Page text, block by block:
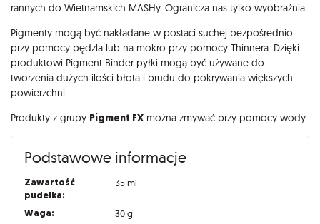
rannych do Wietnamskich MASHy. Ogranicza nas tylko wyobraźnia.
Pigmenty mogą być nakładane w postaci suchej bezpośrednio
przy pomocy pędzla lub na mokro przy pomocy Thinnera. Dzięki
produktowi Pigment Binder pyłki mogą być używane do
tworzenia dużych ilości błota i brudu do pokrywania większych
powierzchni.
Produkty z grupy Pigment FX można zmywać przy pomocy wody.
Podstawowe informacje
Zawartość
pudełka:
35 ml
Waga: 30 g